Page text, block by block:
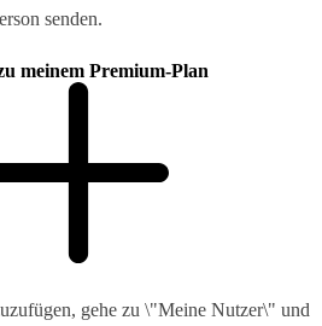
senden.
meinem Premium-Plan
gehe zu \"Meine Nutzer\" und